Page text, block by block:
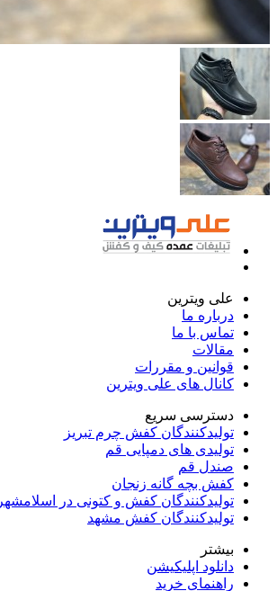
علی ویترین
درباره ما
تماس با ما
مقالات
قوانین و مقررات
کانال های علی ویترین
دسترسی سریع
تولیدکنندگان کفش چرم تبریز
تولیدی های دمپایی قم
صندل قم
کفش بچه گانه زنجان
تولیدکنندگان کفش و کتونی در اسلامشهر
تولیدکنندگان کفش مشهد
بیشتر
دانلود اپلیکیشن
راهنمای خرید